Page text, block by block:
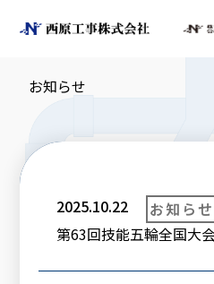
お知らせ
2025.10.22
お知らせ